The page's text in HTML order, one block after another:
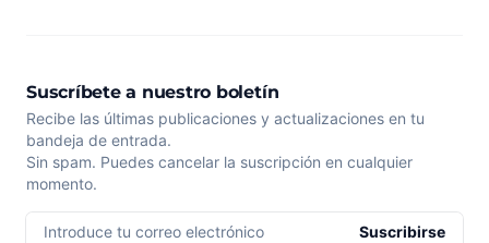
Suscríbete a nuestro boletín
Recibe las últimas publicaciones y actualizaciones en tu
bandeja de entrada.
Sin spam. Puedes cancelar la suscripción en cualquier
momento.
Introduce tu correo electrónico Suscribirse